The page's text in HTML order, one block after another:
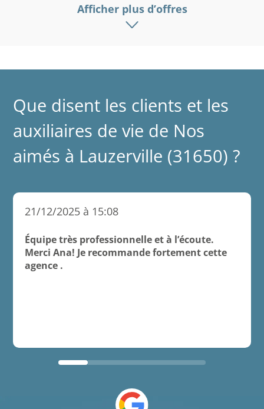
Afficher plus d’offres
Que disent les clients et les
auxiliaires de vie de Nos
aimés à Lauzerville (31650) ?
21/12/2025 à 15:08
Équipe très professionnelle et à l’écoute.
Merci Ana! Je recommande fortement cette
agence .